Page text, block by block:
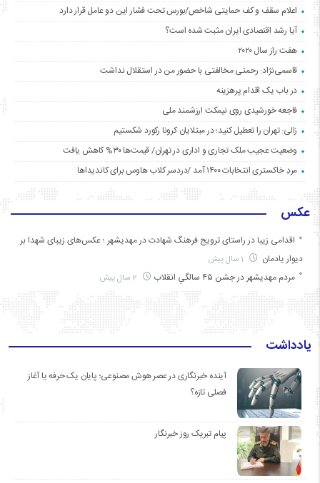
اعلام سقف و کف حمایتی شاخص/بورس تحت فشار این دو عامل قرار دارد
آیا رشد اقتصادی ایران مثبت شده است؟
هفت راز سال ۲۰۲۰
قاسمی‌نژاد: رحمتی مخالفتی با حضور من در استقلال نداشت
در باب یک اقدام پرهزینه
فاجعه خورشیدی روی نیمکت ارزشمند ملی
زالی: تهران را تعطیل کنید؛ در مبتلایان کرونا رکورد شکستیم
وضعیت عجیب ملک تجاری و اداری در تهران/ قیمت‌ها ۳۰% کاهش یافت
مردِ خاکستری انتخابات ۱۴۰۰ آمد /دردسر کلاب هاوس برای کاندیداها
عکس
اقدامی زیبا در راستای ترویج فرهنگ شهادت در مهدیشهر ؛ عکس‌های زیبای شهدا بر
دیوار یادمان
مردم مهدیشهر در جشن ۴۵ سالگیِ انقلاب
یادداشت
آینده خبرنگاری در عصر هوش مصنوعی؛ پایان یک حرفه یا آغاز
فصلی تازه؟
پیام تبریک روز خبرنگار